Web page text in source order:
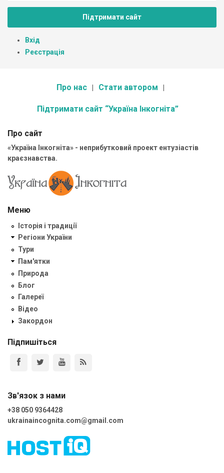
Підтримати сайт
Вхід
Реєстрація
Про нас Стати автором
Підтримати сайт “Україна Інкогніта”
Про сайт
«Україна Інкогніта» - неприбутковий проект ентузіастів
краєзнавства.
Меню
Історія і традиції
Регіони України
Тури
Пам'ятки
Природа
Блог
Галереї
Відео
Закордон
Підпишіться
Зв'язок з нами
+38 050 9364428
ukrainaincognita.com@gmail.com